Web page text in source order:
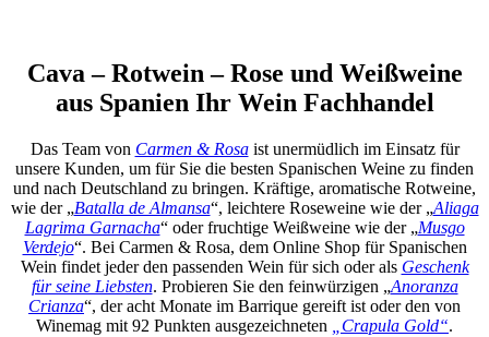
Cava – Rotwein – Rose und Weißweine
aus Spanien Ihr Wein Fachhandel
Das Team von Carmen & Rosaist unermüdlich im Einsatz für
unsere Kunden, um für Sie die besten Spanischen Weine zu finden
und nach Deutschland zu bringen. Kräftige, aromatische Rotweine,
wie der „Batalla de Almansa“, leichtere Roseweine wie der „Aliaga
Lagrima Garnacha“ oder fruchtige Weißweine wie der „Musgo
Verdejo“. Bei Carmen & Rosa, dem Online Shop für Spanischen
Wein findet jeder den passenden Wein für sich oder als Geschenk
für seine Liebsten. Probieren Sie den feinwürzigen „Anoranza
Crianza“, der acht Monate im Barrique gereift ist oder den von
Winemag mit 92 Punkten ausgezeichneten
„Crapula Gold“.